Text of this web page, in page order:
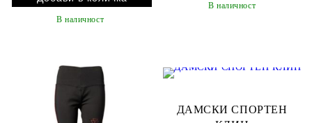
В наличност
В наличност
ДАМСКИ СПОРТЕН